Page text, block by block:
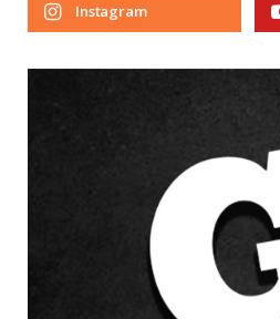
Instagram